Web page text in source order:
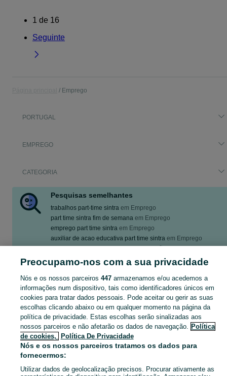
1 de 16
Seguinte
Emprego
PORTUGAL
EMPREGO
CATEGORIA
Pesquisas semelhantes
trabalhos part-time sintra em Emprego
part time sintra fim de semana em Emprego
emprego part time sintra em Emprego
auxiliar de acao educativa part time sintra em Emprego
part time sintra - Encontra os melhores ofertas de emprego para ti. Cria o teu Perfil de Candidato e encontra emprego mais rápido! Mostrar
Mapa do site
Mapa das freguesias
Mapa de mini-sites
Pesquisas populares
Preocupamo-nos com a sua privacidade
Nós e os nossos parceiros 447armazenamos e/ou acedemos a
informações num dispositivo, tais como identificadores únicos em
cookies para tratar dados pessoais. Pode aceitar ou gerir as suas
escolhas clicando abaixo ou em qualquer momento na página da
política de privacidade. Estas escolhas serão sinalizadas aos
nossos parceiros e não afetarão os dados de navegação. Política
de cookies,
Política De Privacidade
Nós e os nossos parceiros tratamos os dados para
fornecermos:
Utilizar dados de geolocalização precisos. Procurar ativamente as